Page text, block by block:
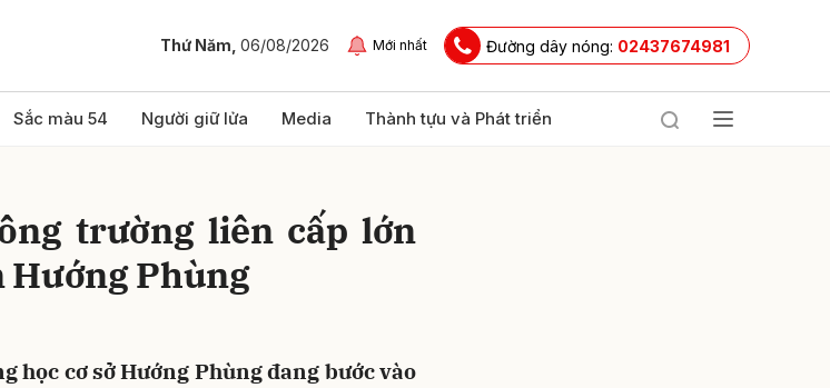
Thứ Năm, 06/08/2026 Mới nhất Đường dây nóng: 02437674981
Sắc màu 54 Người giữ lửa Media Thành tựu và Phát triển
trường liên cấp lớn
Phùng
học cơ sở Hướng Phùng đang bước vào
Hủy Gửi